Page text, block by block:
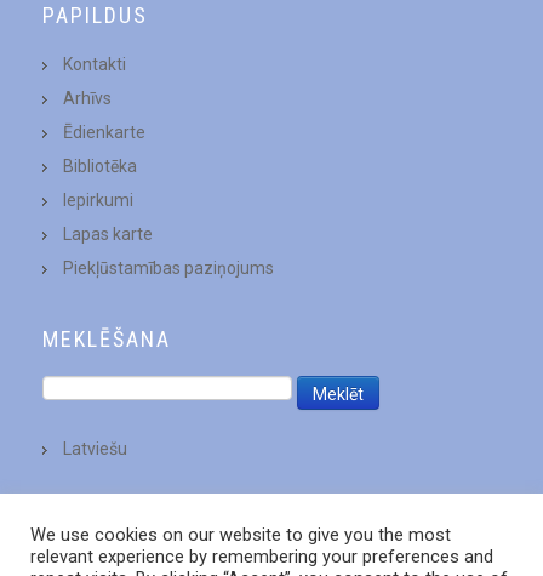
PAPILDUS
Kontakti
Arhīvs
Ēdienkarte
Bibliotēka
Iepirkumi
Lapas karte
Piekļūstamības paziņojums
MEKLĒŠANA
Latviešu
We use cookies on our website to give you the most
relevant experience by remembering your preferences and